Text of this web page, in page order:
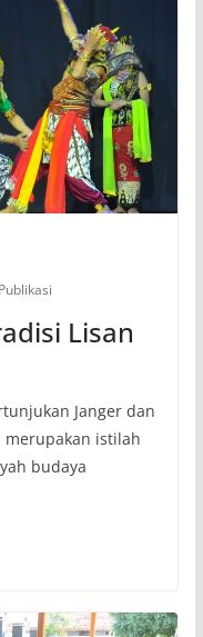
Lisan
Janger dan
merupakan istilah
budaya